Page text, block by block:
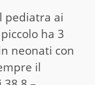
pediatra ai
ha 3
neonati con
il